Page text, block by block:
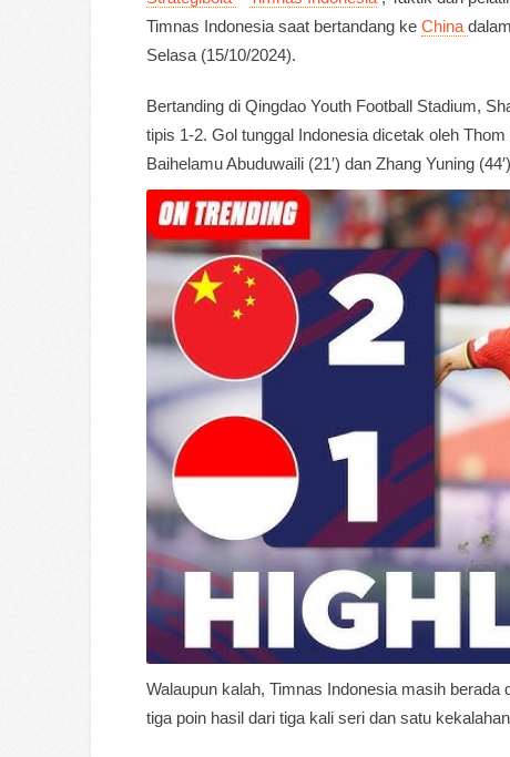
Timnas Indonesia saat bertandang ke China
Selasa (15/10/2024).
Bertanding di Qingdao Youth Football Stadium,
tipis 1-2. Gol tunggal Indonesia dicetak oleh
Baihelamu Abuduwaili (21′) dan Zhang Yuning
Walaupun kalah, Timnas Indonesia masih
tiga poin hasil dari tiga kali seri dan satu